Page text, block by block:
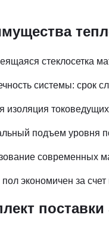
стеклосетка
системы: срок
изоляция
подъем уровня
современных
экономичен за
поставки